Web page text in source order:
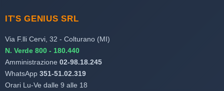
IT'S GENIUS SRL
Via F.lli Cervi, 32 - Colturano (MI)
N. Verde 800 - 180.440
Amministrazione 02-98.18.245
WhatsApp 351-51.02.319
Orari Lu-Ve dalle 9 alle 18